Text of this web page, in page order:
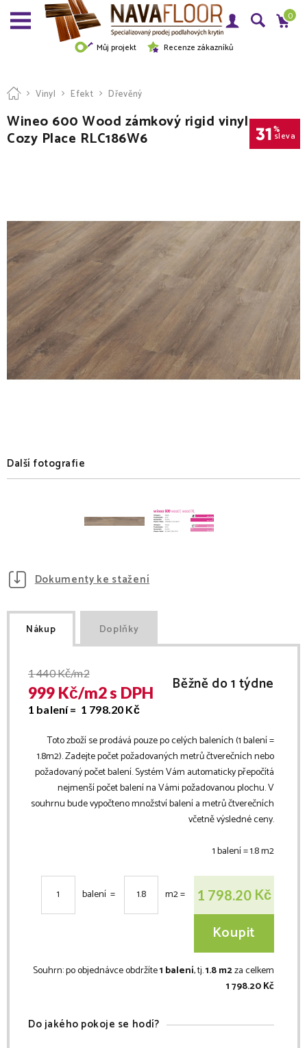
Můj projekt Recenze zákazníků
0
Vinyl Efekt Dřevěný
Wineo 600 Wood zámkový rigid vinyl
Cozy Place RLC186W6 31 %
sleva
Další fotografie
Dokumenty ke stažení
Nákup Doplňky
1 440Kč/m2
999 Kč/m2s DPH
1 balení = 1 798.20 Kč
Běžně do 1 týdne
Toto zboží se prodává pouze po celých baleních (1 balení =
1.8m2). Zadejte počet požadovaných metrů čtverečních nebo
požadovaný počet balení. Systém Vám automaticky přepočítá
nejmenší počet balení na Vámi požadovanou plochu. V
souhrnu bude vypočteno množství balení a metrů čtverečních
včetně výsledné ceny.
1 balení =1.8m2
balení = m2= 1 798.20 Kč
Koupit
Souhrn:po objednávce obdržíte1 balení, tj.1.8 m2za celkem
1 798.20 Kč
Do jakého pokoje se hodí?